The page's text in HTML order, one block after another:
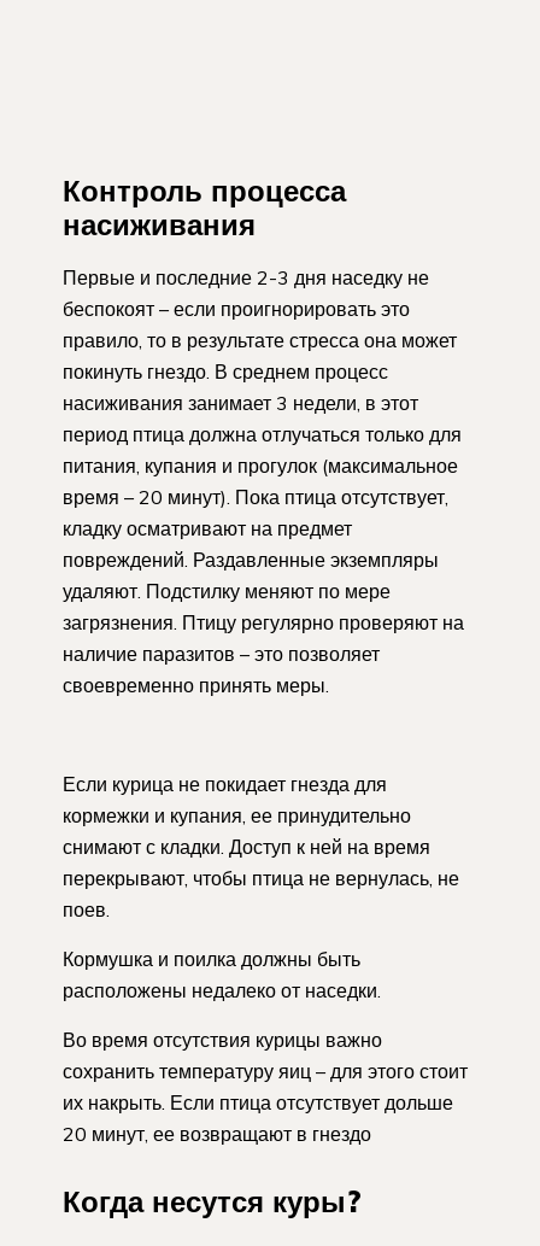
Контроль процесса
насиживания
Первые и последние 2-3 дня наседку не
беспокоят – если проигнорировать это
правило, то в результате стресса она может
покинуть гнездо. В среднем процесс
насиживания занимает 3 недели, в этот
период птица должна отлучаться только для
питания, купания и прогулок (максимальное
время – 20 минут). Пока птица отсутствует,
кладку осматривают на предмет
повреждений. Раздавленные экземпляры
удаляют. Подстилку меняют по мере
загрязнения. Птицу регулярно проверяют на
наличие паразитов – это позволяет
своевременно принять меры.
Если курица не покидает гнезда для
кормежки и купания, ее принудительно
снимают с кладки. Доступ к ней на время
перекрывают, чтобы птица не вернулась, не
поев.
Кормушка и поилка должны быть
расположены недалеко от наседки.
Во время отсутствия курицы важно
сохранить температуру яиц – для этого стоит
их накрыть. Если птица отсутствует дольше
20 минут, ее возвращают в гнездо
Когда несутся куры?